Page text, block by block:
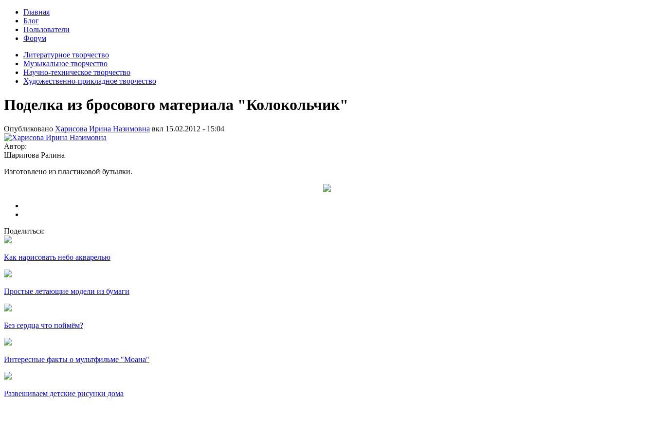
Главная
Блог
Пользователи
Форум
Литературное творчество
Музыкальное творчество
Научно-техническое творчество
Художественно-прикладное творчество
Поделка из бросового материала "Колокольчик"
Опубликовано Харисова Ирина Назимовна вкл 15.02.2012 - 15:04
Автор:
Шарипова Ралина
Изготовлено из пластиковой бутылки.
Поделиться:
Как нарисовать небо акварелью
Простые летающие модели из бумаги
Без сердца что поймём?
Интересные факты о мультфильме "Моана"
Развешиваем детские рисунки дома